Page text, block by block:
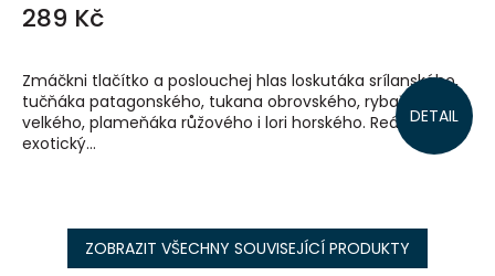
289 Kč
DETAIL
Zmáčkni tlačítko a poslouchej hlas loskutáka srílanského,
tučňáka patagonského, tukana obrovského, rybaříka
velkého, plameňáka růžového i lori horského. Reálné zvuky
exotický...
ZOBRAZIT VŠECHNY SOUVISEJÍCÍ PRODUKTY